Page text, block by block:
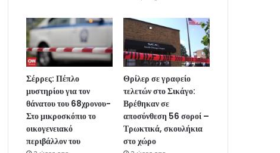
Σέρρες: Πέπλο
μυστηρίου για τον
θάνατου του 68χρονου-
Στο μικροσκόπιο το
οικογενειακό
περιβάλλον του
Θρίλερ σε γραφείο
τελετών στο Σικάγο:
Βρέθηκαν σε
αποσύνθεση 56 σοροί –
Τρωκτικά, σκουλήκια
στο χώρο